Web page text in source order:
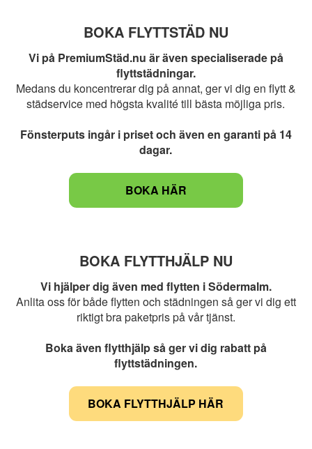
BOKA FLYTTSTÄD NU
Vi på PremiumStäd.nu är även specialiserade på
flyttstädningar.
Medans du koncentrerar dig på annat, ger vi dig en flytt &
städservice med högsta kvalité till bästa möjliga pris.
Fönsterputs ingår i priset och även en garanti på 14
dagar.
BOKA HÄR
BOKA FLYTTHJÄLP NU
Vi hjälper dig även med flytten i Södermalm.
Anlita oss för både flytten och städningen så ger vi dig ett
riktigt bra paketpris på vår tjänst.
Boka även flytthjälp så ger vi dig rabatt på
flyttstädningen.
BOKA FLYTTHJÄLP HÄR